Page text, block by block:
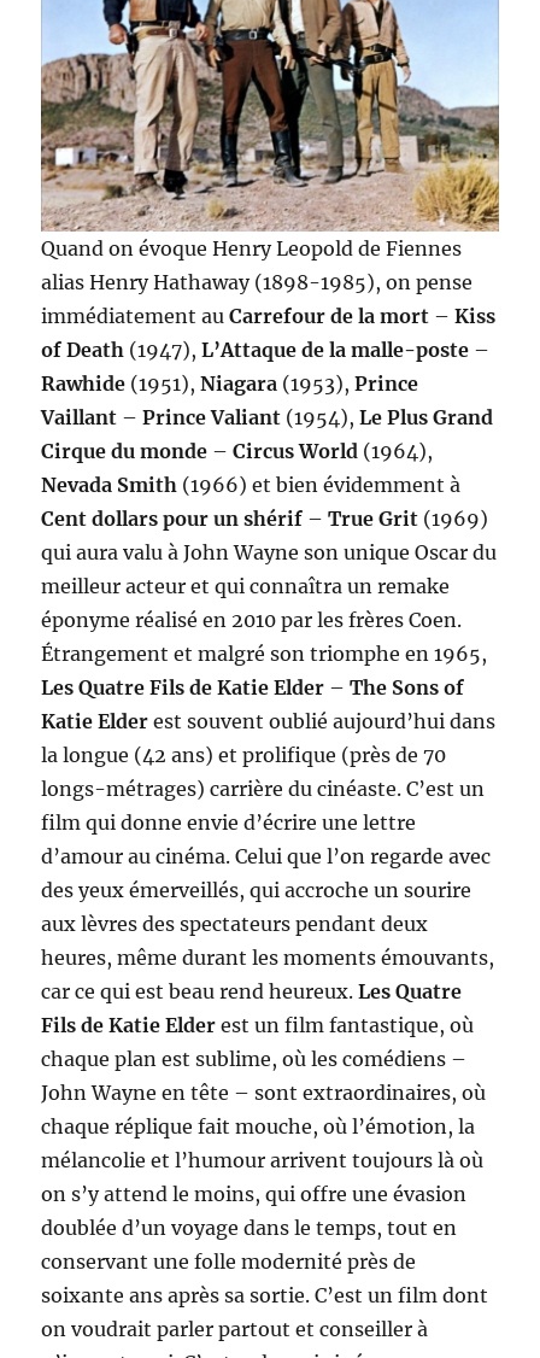
Quand on évoque Henry Leopold de Fiennes
alias Henry Hathaway (1898-1985), on pense
immédiatement auCarrefour de la mort –Kiss
of Death (1947),L’Attaque de la malle-poste –
Rawhide (1951),Niagara (1953),Prince
Vaillant –Prince Valiant (1954),Le Plus Grand
Cirque du monde –Circus World (1964),
Nevada Smith (1966) et bien évidemment à
Cent dollars pour un shérif –True Grit (1969)
qui aura valu à John Wayne son unique Oscar du
meilleur acteur et qui connaîtra un remake
éponyme réalisé en 2010 par les frères Coen.
Étrangement et malgré son triomphe en 1965,
Les Quatre Fils de Katie Elder –The Sons of
Katie Elderest souvent oublié aujourd’hui dans
la longue (42 ans) et prolifique (près de 70
longs-métrages) carrière du cinéaste. C’est un
film qui donne envie d’écrire une lettre
d’amour au cinéma. Celui que l’on regarde avec
des yeux émerveillés, qui accroche un sourire
aux lèvres des spectateurs pendant deux
heures, même durant les moments émouvants,
car ce qui est beau rend heureux.Les Quatre
Fils de Katie Elder est un film fantastique, où
chaque plan est sublime, où les comédiens –
John Wayne en tête – sont extraordinaires, où
chaque réplique fait mouche, où l’émotion, la
mélancolie et l’humour arrivent toujours là où
on s’y attend le moins, qui offre une évasion
doublée d’un voyage dans le temps, tout en
conservant une folle modernité près de
soixante ans après sa sortie. C’est un film dont
on voudrait parler partout et conseiller à